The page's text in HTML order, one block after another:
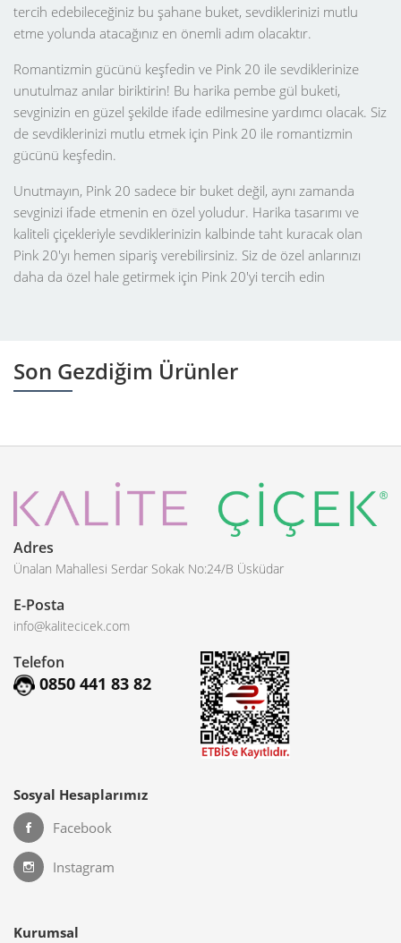
tercih edebileceğiniz bu şahane buket, sevdiklerinizi mutlu
etme yolunda atacağınız en önemli adım olacaktır.
Romantizmin gücünü keşfedin ve Pink 20 ile sevdiklerinize
unutulmaz anılar biriktirin! Bu harika pembe gül buketi,
sevginizin en güzel şekilde ifade edilmesine yardımcı olacak. Siz
de sevdiklerinizi mutlu etmek için Pink 20 ile romantizmin
gücünü keşfedin.
Unutmayın, Pink 20 sadece bir buket değil, aynı zamanda
sevginizi ifade etmenin en özel yoludur. Harika tasarımı ve
kaliteli çiçekleriyle sevdiklerinizin kalbinde taht kuracak olan
Pink 20'yı hemen sipariş verebilirsiniz. Siz de özel anlarınızı
daha da özel hale getirmek için Pink 20'yi tercih edin
Son Gezdiğim Ürünler
Adres
Ünalan Mahallesi Serdar Sokak No:24/B Üsküdar
E-Posta
info@kalitecicek.com
Telefon
0850 441 83 82
Sosyal Hesaplarımız
Facebook
Instagram
Kurumsal